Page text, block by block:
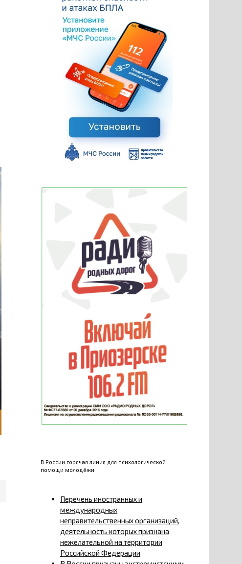
В России горячая линия для психологической
помощи молодёжи
Перечень иностранных и
международных
неправительственных организаций,
деятельность которых признана
нежелательной на территории
Российской Федерации